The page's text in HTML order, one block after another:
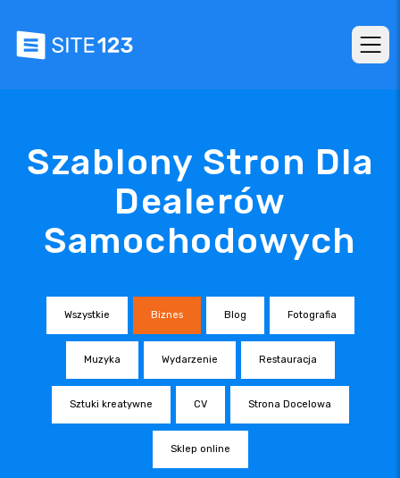
Szablony Stron Dla
Dealerów
Samochodowych
Wszystkie Biznes Blog Fotografia
Muzyka Wydarzenie Restauracja
Sztuki kreatywne CV Strona Docelowa
Sklep online